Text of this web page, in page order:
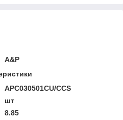
A&P
APC030501CU/CCS
шт
8.85